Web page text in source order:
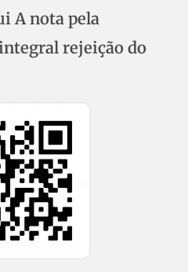
A nota pela
rejeição do